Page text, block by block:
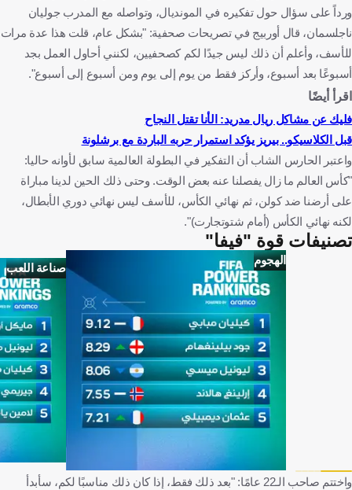
كأس العالم
الإكوادور ضد ألمانيا
الإكوادور
ألمانيا ضد كوراساو
كوراساو مانويل نوير
يوناس أوربيغ
جوليان ناجلسمان
بايرن ميونخ ضد شتوتجارت
شتوتجارت
كأس ألمانيا
ألمانيا ساحل العاج كندا
الإكوادور
ورداً على سؤال حول تفكيره في المونديال، وتواصله مع المدرب جوليان
ناجلسمان، قال أوربيج في تصريحات صحفية: "بشكل عام، قلت هذا عدة مرات
للأسف، وأعلم أن ذلك ليس جيدًا لكم كصحفيين، لكنني أحاول العمل بجد
أسبوعًا بعد أسبوع، وأركز فقط من يوم إلى يوم ومن أسبوع إلى أسبوع".
اقرأ أيضًا
فليك عن مشاكل ريال مدريد: الأنا تقتل النجاح
قبل الكلاسيكو.. بيريز يؤكد استمرار حربه الباردة مع برشلونة
واعتبر الحارس الشاب أن التفكير في البطولة العالمية سابق لأوانه حاليا:
"كأس العالم ما زال يفصلنا عنه بعض الوقت. وحتى ذلك الحين لدينا مباراة
على أرضنا ضد كولن، ثم نهائي الكأس، للأسف ليس نهائي دوري الأبطال،
لكنه نهائي الكأس (أمام شتوتجارت)".
تصنيفات قوة "فيفا"
الهجوم
صناعة اللعب
واختتم صاحب الـ22 عامًا: "بعد ذلك فقط، إذا كان ذلك مناسبًا لكم، سأبدأ